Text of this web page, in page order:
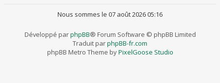
Nous sommes le 07 août 2026 05:16
Développé parphpBB® Forum Software © phpBB Limited
Traduit parphpBB-fr.com
phpBB Metro Theme byPixelGoose Studio